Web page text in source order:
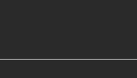
す
に発送いたします。「お取り
などの場合、例外もあります)